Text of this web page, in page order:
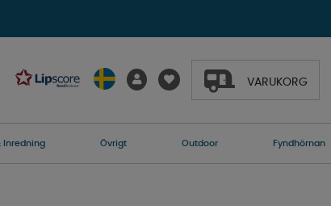
VARUKORG
Inredning Övrigt Outdoor Fyndhörnan